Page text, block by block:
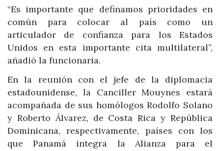
“Es importante que definamos prioridades en
común para colocar al país como un
articulador de confianza para los Estados
Unidos en esta importante cita multilateral”,
añadió la funcionaria.
En la reunión con el jefe de la diplomacia
estadounidense, la Canciller Mouynes estará
acompañada de sus homólogos Rodolfo Solano
y Roberto Álvarez, de Costa Rica y República
Dominicana, respectivamente, países con los
que Panamá integra la Alianza para el